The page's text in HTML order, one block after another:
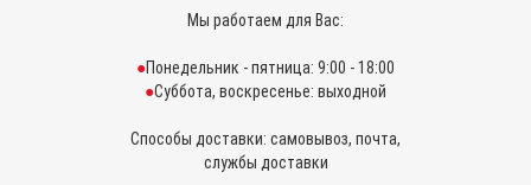
Мы работаем для Вас:
Понедельник - пятница: 9:00 - 18:00
Суббота, воскресенье: выходной
Способы доставки: самовывоз, почта,
службы доставки